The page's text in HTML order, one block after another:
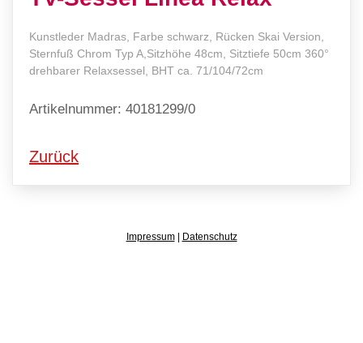
Kunstleder Madras, Farbe schwarz, Rücken Skai Version,
Sternfuß Chrom Typ A,Sitzhöhe 48cm, Sitztiefe 50cm 360°
drehbarer Relaxsessel, BHT ca. 71/104/72cm
Artikelnummer: 40181299/0
Zurück
Impressum| Datenschutz